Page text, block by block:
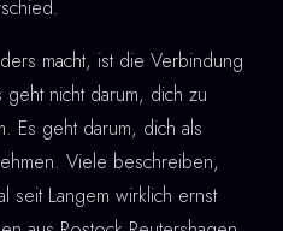
macht, ist die Verbindung
nicht darum, dich zu
Es geht darum, dich als
Viele beschreiben,
seit Langem wirklich ernst